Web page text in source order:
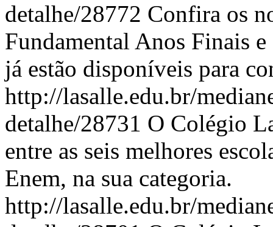
detalhe/28772 Confira os
Fundamental Anos Finais
já estão disponíveis para
http://lasalle.edu.br/
detalhe/28731 O Colégio
entre as seis melhores
Enem, na sua categoria.
http://lasalle.edu.br/